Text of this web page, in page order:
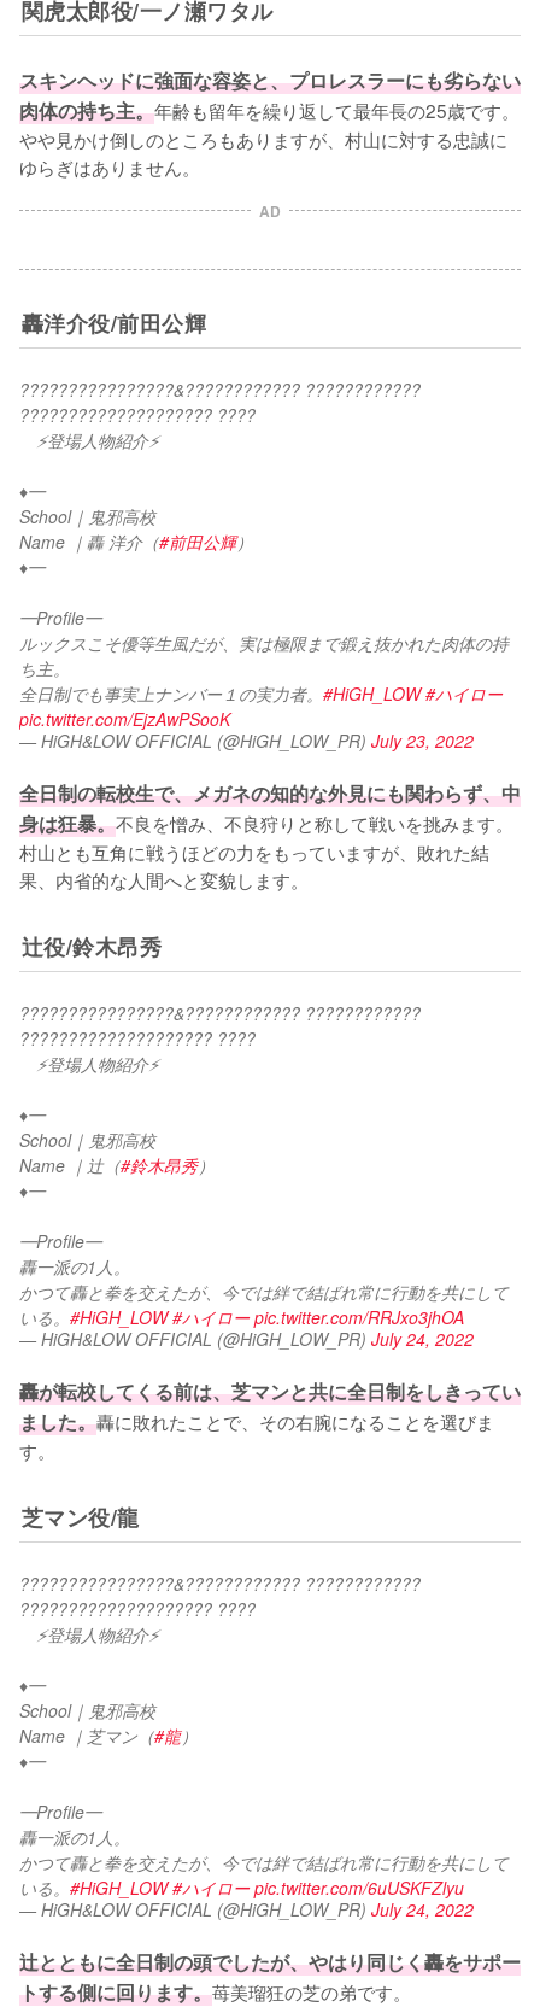
関虎太郎役/一ノ瀬ワタル
スキンヘッドに強面な容姿と、プロレスラーにも劣らない
肉体の持ち主。年齢も留年を繰り返して最年長の25歳です。
やや見かけ倒しのところもありますが、村山に対する忠誠に
ゆらぎはありません。
AD
轟洋介役/前田公輝
????????????????&???????????? ????????????
???????????????????? ????
⚡登場人物紹介⚡
♦︎━
School｜鬼邪高校
Name ｜轟 洋介（#前田公輝）
♦︎━
━Profile━
ルックスこそ優等生風だが、実は極限まで鍛え抜かれた肉体の持
ち主。
全日制でも事実上ナンバー１の実力者。 #HiGH_LOW #ハイロー
pic.twitter.com/EjzAwPSooK
— HiGH&LOW OFFICIAL (@HiGH_LOW_PR) July 23, 2022
全日制の転校生で、メガネの知的な外見にも関わらず、中
身は狂暴。不良を憎み、不良狩りと称して戦いを挑みます。
村山とも互角に戦うほどの力をもっていますが、敗れた結
果、内省的な人間へと変貌します。
辻役/鈴木昂秀
????????????????&???????????? ????????????
???????????????????? ????
⚡登場人物紹介⚡
♦︎━
School｜鬼邪高校
Name ｜辻（#鈴木昂秀）
♦︎━
━Profile━
轟一派の1人。
かつて轟と拳を交えたが、今では絆で結ばれ常に行動を共にして
いる。 #HiGH_LOW #ハイロー pic.twitter.com/RRJxo3jhOA
— HiGH&LOW OFFICIAL (@HiGH_LOW_PR) July 24, 2022
轟が転校してくる前は、芝マンと共に全日制をしきってい
ました。轟に敗れたことで、その右腕になることを選びま
す。
芝マン役/龍
????????????????&???????????? ????????????
???????????????????? ????
⚡登場人物紹介⚡
♦︎━
School｜鬼邪高校
Name ｜芝マン（#龍）
♦︎━
━Profile━
轟一派の1人。
かつて轟と拳を交えたが、今では絆で結ばれ常に行動を共にして
いる。 #HiGH_LOW #ハイロー pic.twitter.com/6uUSKFZlyu
— HiGH&LOW OFFICIAL (@HiGH_LOW_PR) July 24, 2022
辻とともに全日制の頭でしたが、やはり同じく轟をサポー
トする側に回ります。苺美瑠狂の芝の弟です。